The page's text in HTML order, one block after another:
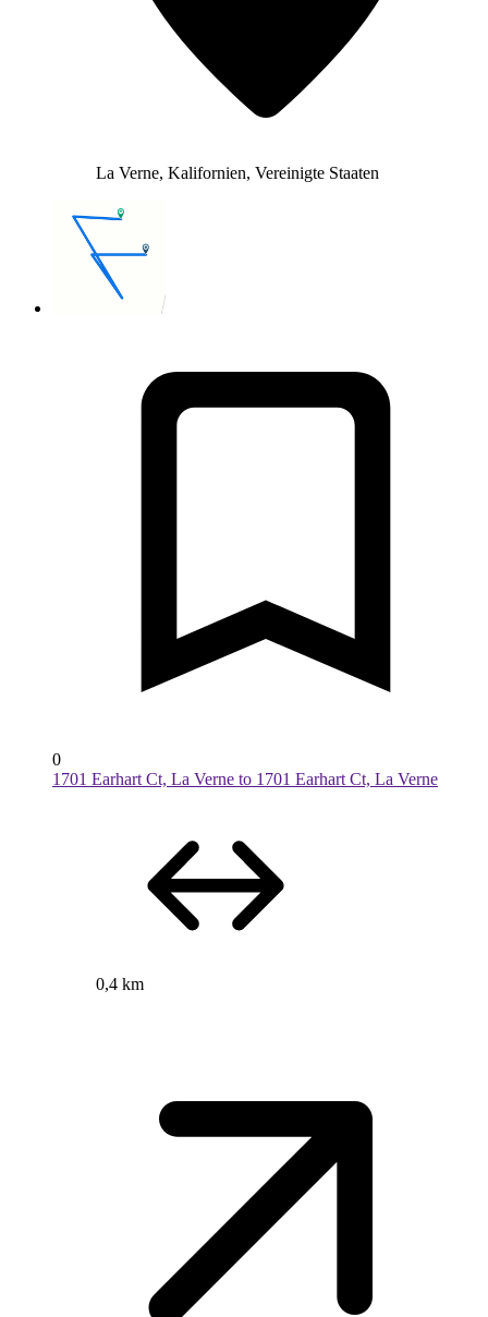
La Verne, Kalifornien, Vereinigte Staaten
0
1701 Earhart Ct, La Verne to 1701 Earhart Ct, La Verne
0,4 km